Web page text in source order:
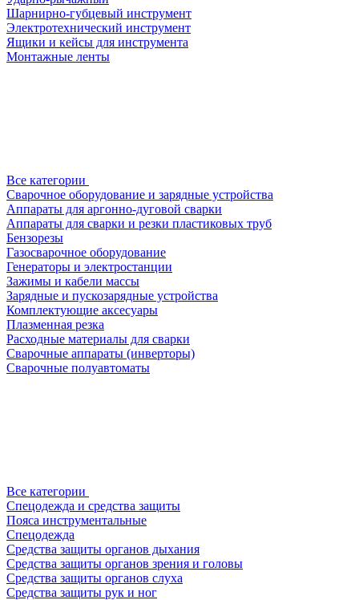
Шарнирно-губцевый инструмент
Электротехнический инструмент
Ящики и кейсы для инструмента
Монтажные ленты
Все категории
Сварочное оборудование и зарядные устройства
Аппараты для аргонно-дуговой сварки
Аппараты для сварки и резки пластиковых труб
Бензорезы
Газосварочное оборудование
Генераторы и электростанции
Зажимы и кабели массы
Зарядные и пускозарядные устройства
Комплектующие аксесуары
Плазменная резка
Расходные материалы для сварки
Сварочные аппараты (инверторы)
Сварочные полуавтоматы
Все категории
Спецодежда и средства защиты
Пояса инструментальные
Спецодежда
Средства защиты органов дыхания
Средства защиты органов зрения и головы
Средства защиты органов слуха
Средства защиты рук и ног